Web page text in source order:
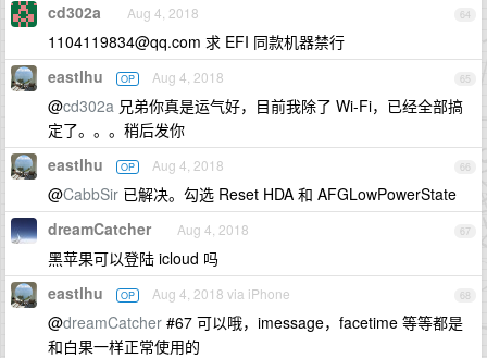
64
cd302a Aug 4, 2018
1104119834@qq.com 求 EFI 同款机器禁行
65
eastlhu OP Aug 4, 2018
@cd302a 兄弟你真是运气好，目前我除了 Wi-Fi，已经全部搞
定了。。。稍后发你
66
eastlhu OP Aug 4, 2018
@CabbSir 已解决。勾选 Reset HDA 和 AFGLowPowerState
67
dreamCatcher Aug 4, 2018
黑苹果可以登陆 icloud 吗
68
eastlhu OP Aug 4, 2018 via iPhone
@dreamCatcher #67 可以哦，imessage，facetime 等等都是
和白果一样正常使用的